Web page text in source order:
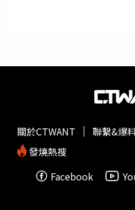
關於CTWANT 聯繫&爆
發燒熱搜
Facebook